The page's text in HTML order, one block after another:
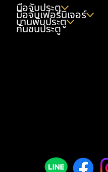
มือจับประตู
มือจับเฟอร์นิเจอร์
บานพับประตู
กันชนประตู